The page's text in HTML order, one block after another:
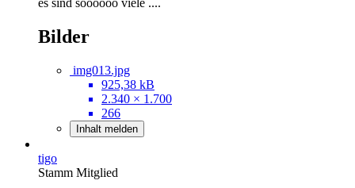
Bilder
img013.jpg
925,38 kB
2.340 × 1.700
266
Inhalt melden
tigo
Stamm Mitglied